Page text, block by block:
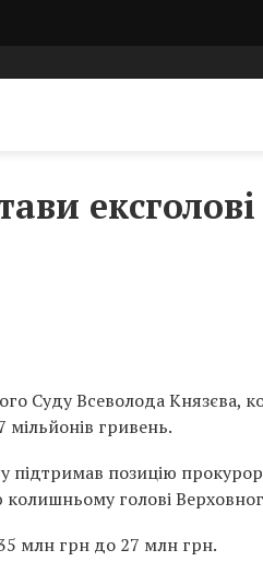
ексголові
Суду Всеволода Князєва,
мільйонів гривень.
підтримав позицію
колишньому голові
млн грн до 27 млн грн.